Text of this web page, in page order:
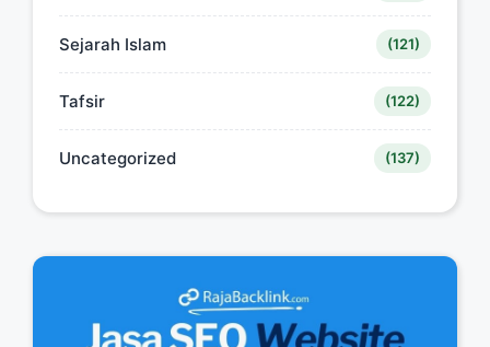
Sejarah Islam (121)
Tafsir (122)
Uncategorized (137)